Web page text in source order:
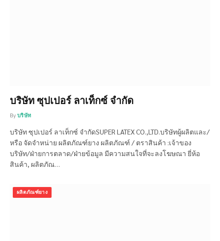
บริษัท ซุปเปอร์ ลาเท็กซ์ จำกัด
By บริษัท
บริษัท ซุปเปอร์ ลาเท็กซ์ จำกัดSUPER LATEX CO.,LTD.บริษัทผู้ผลิตและ/
หรือ จัดจำหน่าย ผลิตภัณฑ์ยาง ผลิตภัณฑ์ / ตราสินค้า :เจ้าของ
บริษัท/ฝ่ายการตลาด/ฝ่ายข้อมูล มีความสนใจที่จะลงโฆษณา ยี่ห้อ
สินค้า, ผลิตภัณ…
ผลิตภัณฑ์ยาง